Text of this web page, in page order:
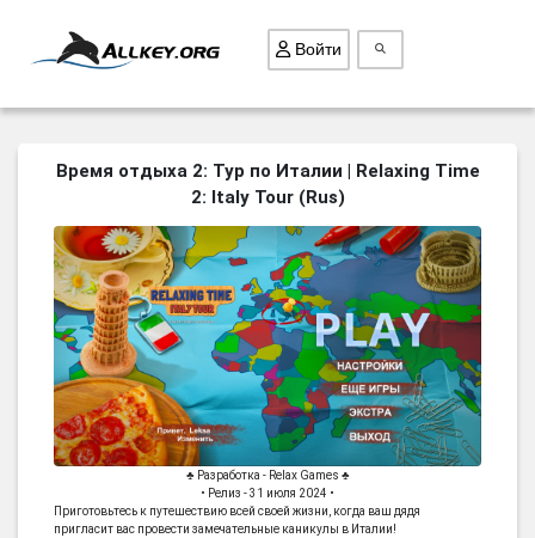
ВСЕ ИГРЫ
ПОИСК ПРЕДМЕТОВ
ГОЛОВОЛОМКИ
БИЗНЕС
ТРИ-В-РЯД
СТРАТЕГИИ
СТРЕЛЯЛКИ
КВЕСТ
НОВОСТИ
Войти
Время отдыха 2: Тур по Италии | Relaxing Time
2: Italy Tour (Rus)
♣ Разработка - Relax Games ♣
• Релиз - 31 июля 2024 •
Приготовьтесь к путешествию всей своей жизни, когда ваш дядя
пригласит вас провести замечательные каникулы в Италии!